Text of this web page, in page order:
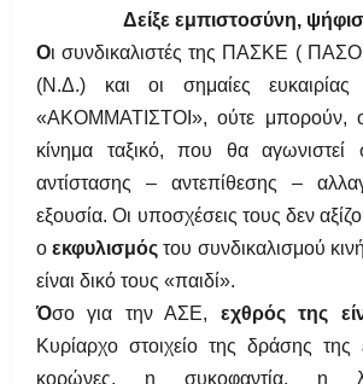
Δείξε εμπιστοσύνη,
Οι συνδικαλιστές της ΠΑΣΚΕ (
(Ν.Δ.) και οι σημαίες
«ΑΚΟΜΜΑΤΙΣΤΟΙ», ούτε μπορούν,
κίνημα ταξικό, που θα αγωνιστεί
αντίστασης – αντεπίθεσης –
εξουσία. Οι υποσχέσεις τους δεν
οεκφυλισμός του συνδικαλισμού
είναι δικό τους «παιδί».
Όσο για την ΑΣΕ, εχθρός της
Κυρίαρχο στοιχείο της δράσης της
κορώνες, η συκοφαντία, η